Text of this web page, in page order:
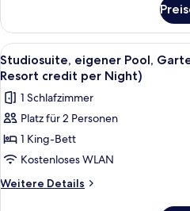
credit
per
Night)
anzeigen
Zimmer,
Poolzugang
(THB
1,500
Resort
credit
Night)
Alle
Fotos
für
Studiosuite,
eigener
Pool,
Gartenblick
(THB
5
Studiosuite, eigener Pool,
Resort credit per Night)
1 Schlafzimmer
Platz für 2 Personen
1 King-Bett
Kostenloses WLAN
Weitere Details
Weitere